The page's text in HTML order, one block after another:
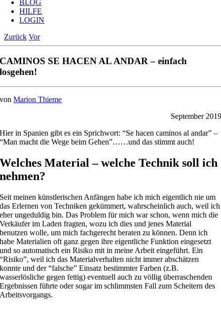
BLOG
HILFE
LOGIN
Zurück Vor
CAMINOS SE HACEN AL ANDAR – einfach
losgehen!
vonMarion Thieme
September 2019
Hier in Spanien gibt es ein Sprichwort: “Se hacen caminos al andar” –
“Man macht die Wege beim Gehen”……und das stimmt auch!
Welches Material – welche Technik soll ich
nehmen?
Seit meinen künstlerischen Anfängen habe ich mich eigentlich nie um
das Erlernen von Techniken gekümmert, wahrscheinlich auch, weil ich
eher ungeduldig bin. Das Problem für mich war schon, wenn mich die
Verkäufer im Laden fragten, wozu ich dies und jenes Material
benutzen wolle, um mich fachgerecht beraten zu können. Denn ich
habe Materialien oft ganz gegen ihre eigentliche Funktion eingesetzt
und so automatisch ein Risiko mit in meine Arbeit eingeführt. Ein
“Risiko”, weil ich das Materialverhalten nicht immer abschätzen
konnte und der “falsche” Einsatz bestimmter Farben (z.B.
wasserlösliche gegen fettig) eventuell auch zu völlig überraschenden
Ergebnissen führte oder sogar im schlimmsten Fall zum Scheitern des
Arbeitsvorgangs.